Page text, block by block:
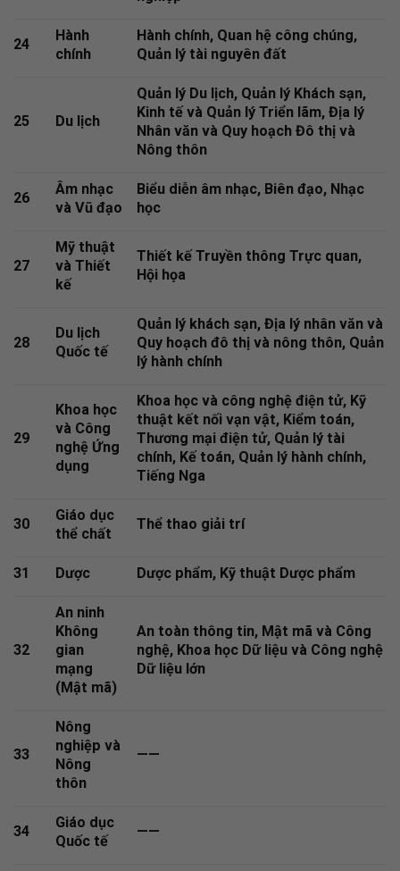
24
Hành
chính
Hành chính, Quan hệ công chúng,
Quản lý tài nguyên đất
25 Du lịch
Quản lý Du lịch, Quản lý Khách sạn,
Kinh tế và Quản lý Triển lãm, Địa lý
Nhân văn và Quy hoạch Đô thị và
Nông thôn
26
Âm nhạc
và Vũ đạo
Biểu diễn âm nhạc, Biên đạo, Nhạc
học
27
Mỹ thuật
và Thiết
kế
Thiết kế Truyền thông Trực quan,
Hội họa
28
Du lịch
Quốc tế
Quản lý khách sạn, Địa lý nhân văn và
Quy hoạch đô thị và nông thôn, Quản
lý hành chính
29
Khoa học
và Công
nghệ Ứng
dụng
Khoa học và công nghệ điện tử, Kỹ
thuật kết nối vạn vật, Kiểm toán,
Thương mại điện tử, Quản lý tài
chính, Kế toán, Quản lý hành chính,
Tiếng Nga
30
Giáo dục
thể chất
Thể thao giải trí
31 Dược Dược phẩm, Kỹ thuật Dược phẩm
32
An ninh
Không
gian
mạng
(Mật mã)
An toàn thông tin, Mật mã và Công
nghệ, Khoa học Dữ liệu và Công nghệ
Dữ liệu lớn
33
Nông
nghiệp và
Nông
thôn
——
34
Giáo dục
Quốc tế
——